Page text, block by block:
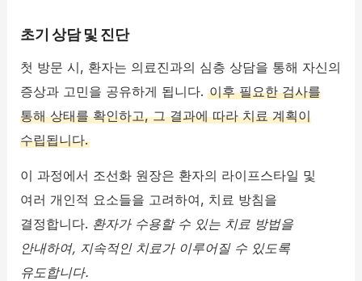
초기 상담 및 진단
첫 방문 시, 환자는 의료진과의 심층 상담을 통해 자신의
증상과 고민을 공유하게 됩니다.이후 필요한 검사를
통해 상태를 확인하고, 그 결과에 따라 치료 계획이
수립됩니다.
이 과정에서 조선화 원장은 환자의 라이프스타일 및
여러 개인적 요소들을 고려하여, 치료 방침을
결정합니다. 환자가 수용할 수 있는 치료 방법을
안내하여, 지속적인 치료가 이루어질 수 있도록
유도합니다.